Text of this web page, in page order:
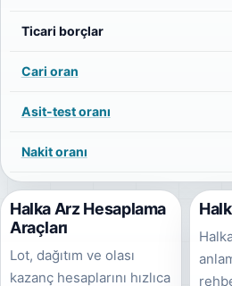
Ticari borçlar
Cari oran
Asit-test oranı
Nakit oranı
Halka Arz Hesaplama
Araçları
Lot, dağıtım ve olası
kazanç hesaplarını hızlıca